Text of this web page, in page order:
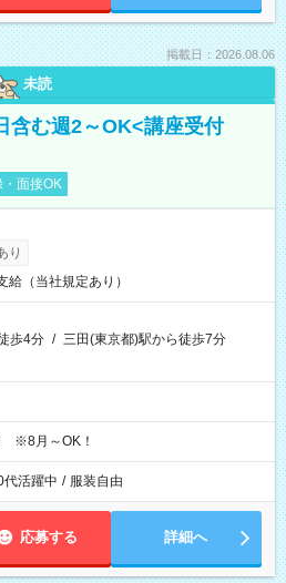
掲載日：2026.08.06
未読
含む週2～OK<講座受付
面接OK
り
給（当社規定あり）
歩4分 / 三田(東京都)駅から徒歩7分
※8月～OK！
代活躍中 / 服装自由
応募する 詳細へ